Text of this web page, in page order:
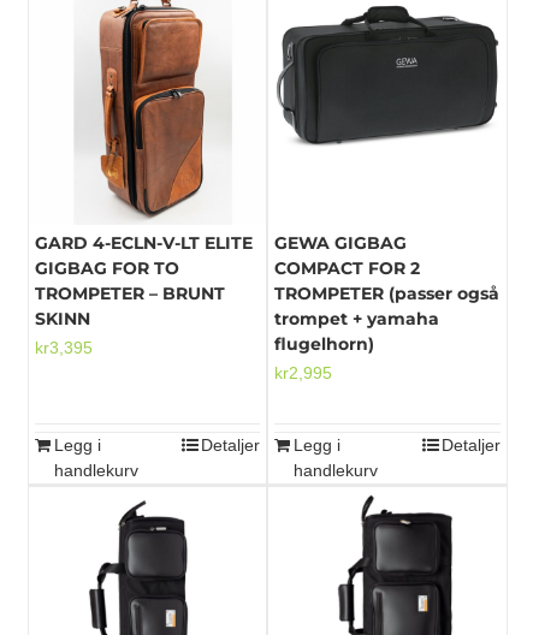
GARD 4-ECLN-V-LT ELITE
GIGBAG FOR TO
TROMPETER – BRUNT
SKINN
kr3,395
Legg i
handlekurv
Detaljer
GEWA GIGBAG
COMPACT FOR 2
TROMPETER (passer også
trompet + yamaha
flugelhorn)
kr2,995
Legg i
handlekurv
Detaljer